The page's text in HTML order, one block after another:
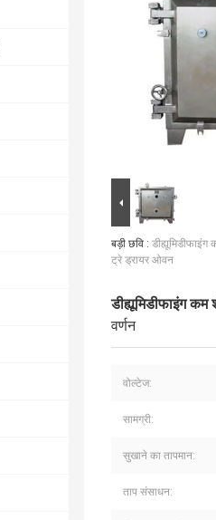
बड़ी छवि :
ट्रे ड्रायर ओवन
डीह्यूमिडीफाइंग
वर्णन
वोल्टेज:
सामग्री:
सुखाने का तापमान:
ताप संसाधन: